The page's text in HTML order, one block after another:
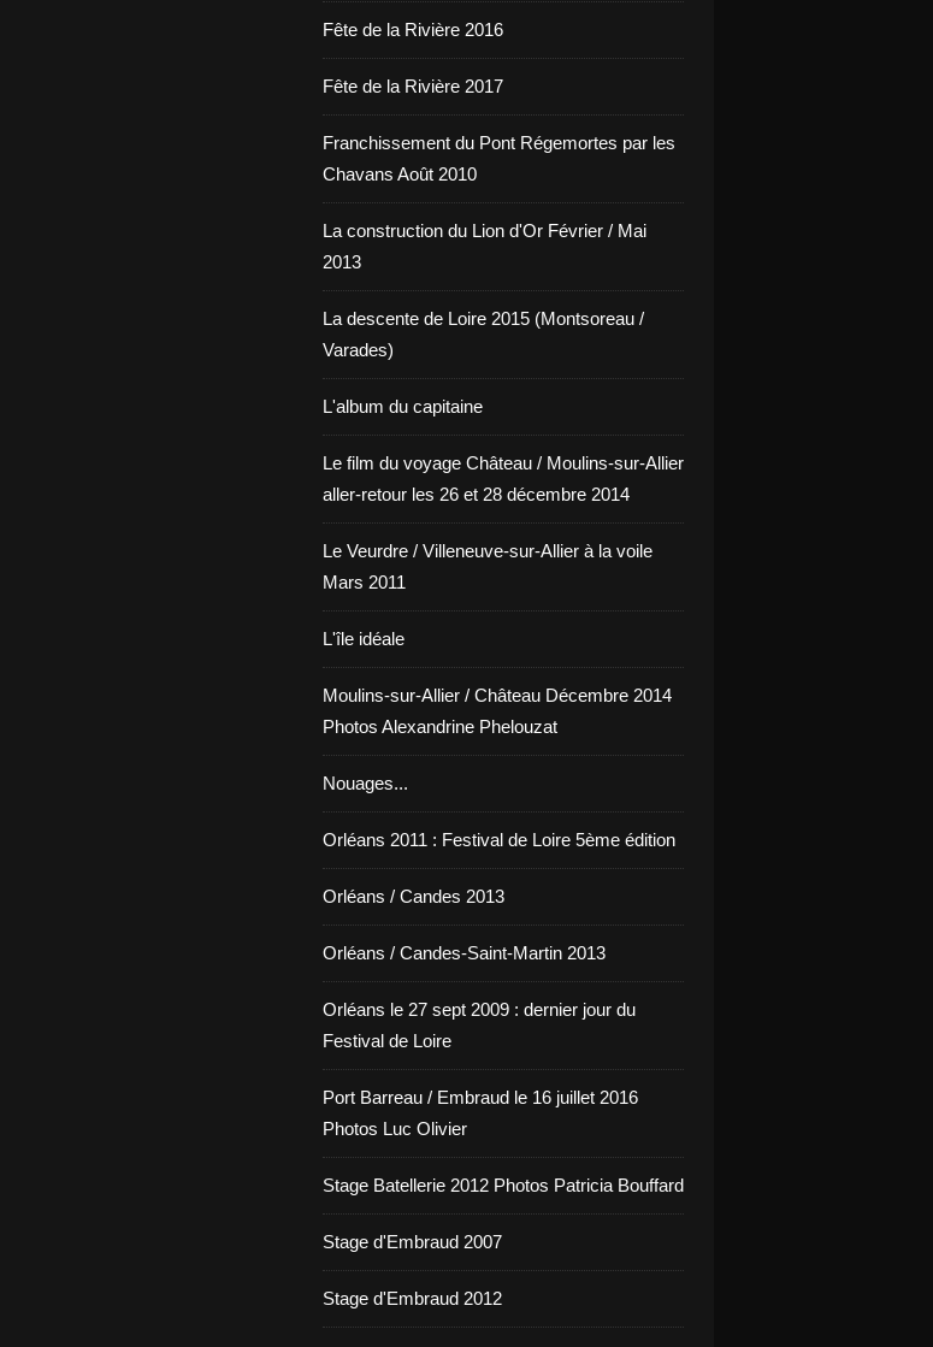
Fête de la Rivière 2016
Fête de la Rivière 2017
Franchissement du Pont Régemortes par les
Chavans Août 2010
La construction du Lion d'Or Février / Mai
2013
La descente de Loire 2015 (Montsoreau /
Varades)
L'album du capitaine
Le film du voyage Château / Moulins-sur-Allier
aller-retour les 26 et 28 décembre 2014
Le Veurdre / Villeneuve-sur-Allier à la voile
Mars 2011
L'île idéale
Moulins-sur-Allier / Château Décembre 2014
Photos Alexandrine Phelouzat
Nouages...
Orléans 2011 : Festival de Loire 5ème édition
Orléans / Candes 2013
Orléans / Candes-Saint-Martin 2013
Orléans le 27 sept 2009 : dernier jour du
Festival de Loire
Port Barreau / Embraud le 16 juillet 2016
Photos Luc Olivier
Stage Batellerie 2012 Photos Patricia Bouffard
Stage d'Embraud 2007
Stage d'Embraud 2012